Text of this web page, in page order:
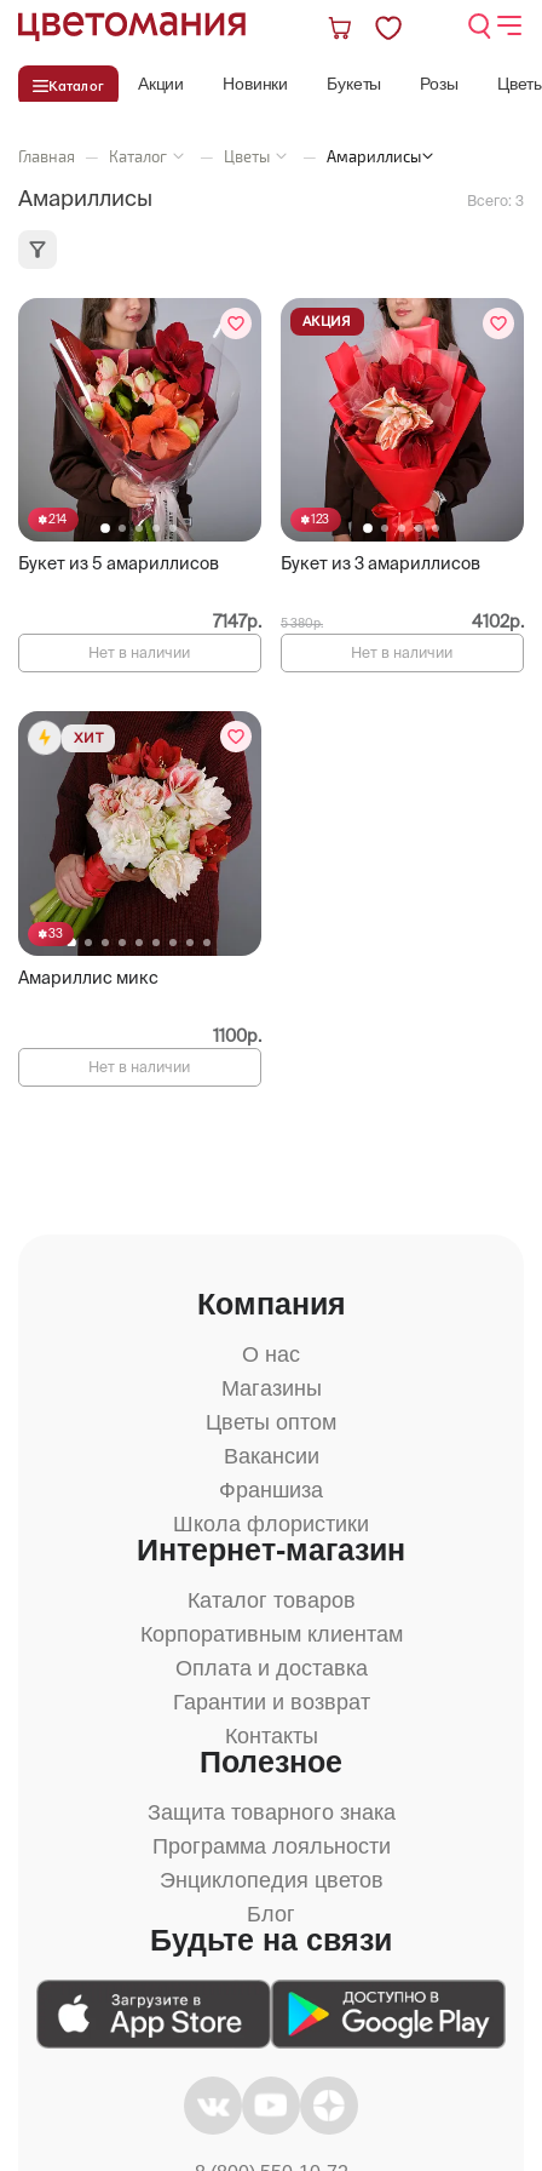
Каталог Акции Новинки Букеты Розы
Главная — Каталог — Цветы — Амариллисы
Амариллисы Всего: 3
214
Букет из 5 амариллисов
7147р.
Нет в наличии
123
Букет из 3 амариллисов
АКЦИЯ
5 380р. 4102р.
Нет в наличии
33
Амариллис микс
ХИТ
1100р.
Нет в наличии
Компания
О нас
Магазины
Цветы оптом
Вакансии
Франшиза
Школа флористики
Интернет-магазин
Каталог товаров
Корпоративным клиентам
Оплата и доставка
Гарантии и возврат
Контакты
Полезное
Защита товарного знака
Программа лояльности
Энциклопедия цветов
Блог
Будьте на связи